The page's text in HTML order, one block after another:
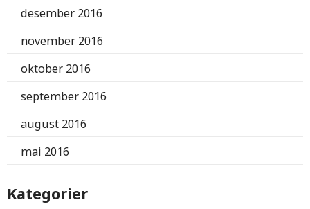
desember 2016
november 2016
oktober 2016
september 2016
august 2016
mai 2016
Kategorier